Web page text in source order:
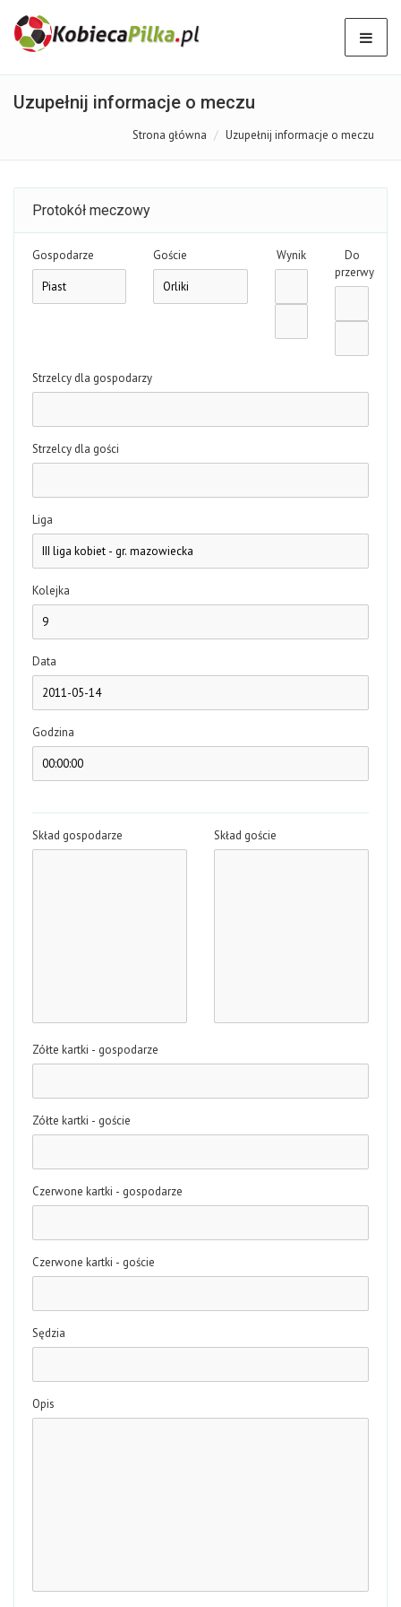
Uzupełnij informacje o meczu
Strona główna Uzupełnij informacje o meczu
Protokół meczowy
Gospodarze Goście Wynik
Do
przerwy
Strzelcy dla gospodarzy
Strzelcy dla gości
Liga
Kolejka
Data
Godzina
Skład gospodarze Skład goście
Zółte kartki - gospodarze
Zółte kartki - goście
Czerwone kartki - gospodarze
Czerwone kartki - goście
Sędzia
Opis